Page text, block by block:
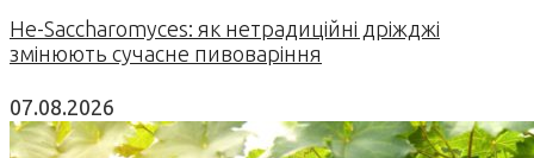
Не-Saccharomyces: як нетрадиційні дріжджі
змінюють сучасне пивоваріння
07.08.2026